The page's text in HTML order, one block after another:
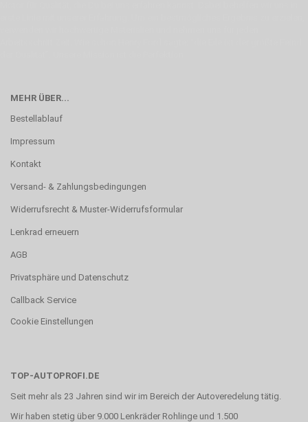
MEHR ÜBER...
Bestellablauf
Impressum
Kontakt
Versand- & Zahlungsbedingungen
Widerrufsrecht & Muster-Widerrufsformular
Lenkrad erneuern
AGB
Privatsphäre und Datenschutz
Callback Service
Cookie Einstellungen
TOP-AUTOPROFI.DE
Seit mehr als 23 Jahren sind wir im Bereich der Autoveredelung tätig.
Wir haben stetig über 9.000 Lenkräder Rohlinge und 1.500